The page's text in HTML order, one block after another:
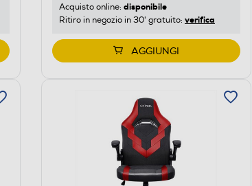
Acquisto online: disponibile
Ritiro in negozio in 30' gratuito: verifica
AGGIUNGI